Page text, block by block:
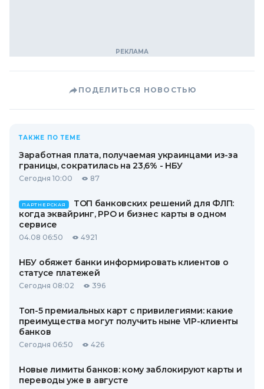
ПОДЕЛИТЬСЯ НОВОСТЬЮ
ТАКЖЕ ПО ТЕМЕ
Заработная плата, получаемая украинцами из-за
границы, сократилась на 23,6% - НБУ
Сегодня 10:00 87
ПАРТНЕРСКАЯ
ТОП банковских решений для ФЛП:
когда эквайринг, РРО и бизнес карты в одном
сервисе
04.08 06:50 4921
НБУ обяжет банки информировать клиентов о
статусе платежей
Сегодня 08:02 396
Топ-5 премиальных карт с привилегиями: какие
преимущества могут получить ныне VIP-клиенты
банков
Сегодня 06:50 426
Новые лимиты банков: кому заблокируют карты и
переводы уже в августе